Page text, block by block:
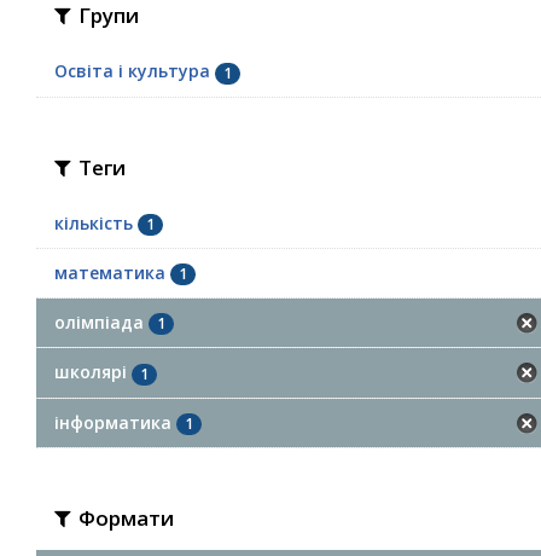
Групи
Освіта і культура 1
Теги
кількість 1
математика 1
олімпіада 1
школярі 1
інформатика 1
Формати